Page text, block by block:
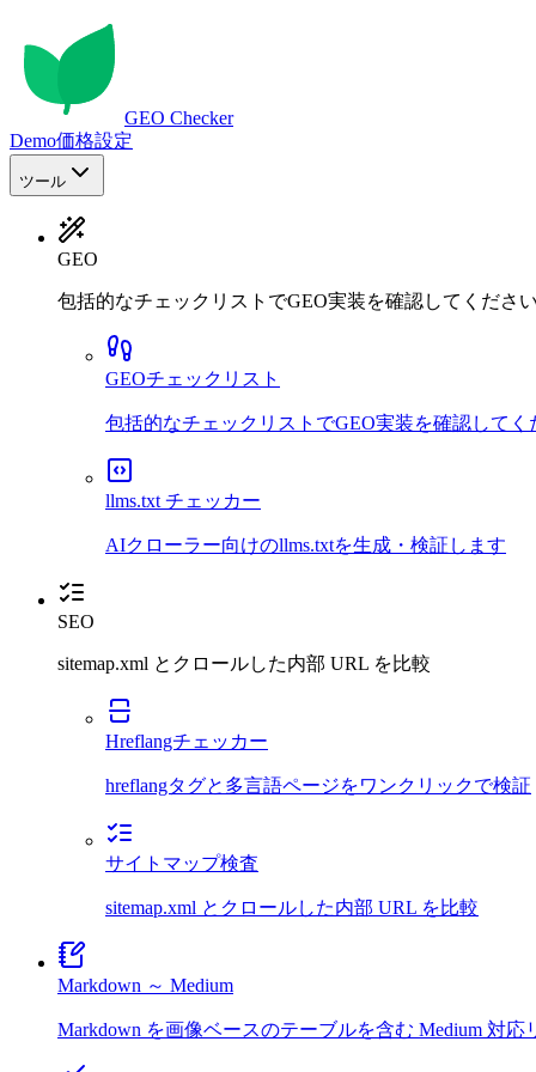
GEO Checker
Demo価格設定
ツール
GEO
包括的なチェックリストでGEO実装を確認してください
GEOチェックリスト
包括的なチェックリストでGEO実装を確認してく
llms.txt チェッカー
AIクローラー向けのllms.txtを生成・検証します
SEO
sitemap.xml とクロールした内部 URL を比較
Hreflangチェッカー
hreflangタグと多言語ページをワンクリックで検証
サイトマップ検査
sitemap.xml とクロールした内部 URL を比較
Markdown ～ Medium
Markdown を画像ベースのテーブルを含む Medium 対